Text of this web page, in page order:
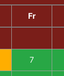
Fr
7